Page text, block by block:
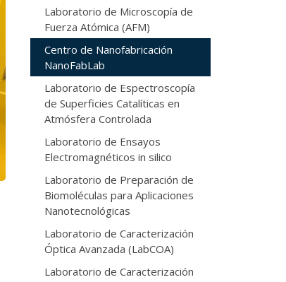
Laboratorio de Microscopía de
Fuerza Atómica (AFM)
Centro de Nanofabricación
NanoFabLab
Laboratorio de Espectroscopía
de Superficies Catalíticas en
Atmósfera Controlada
Laboratorio de Ensayos
Electromagnéticos in silico
Laboratorio de Preparación de
Biomoléculas para Aplicaciones
Nanotecnológicas
Laboratorio de Caracterización
Óptica Avanzada (LabCOA)
Laboratorio de Caracterización